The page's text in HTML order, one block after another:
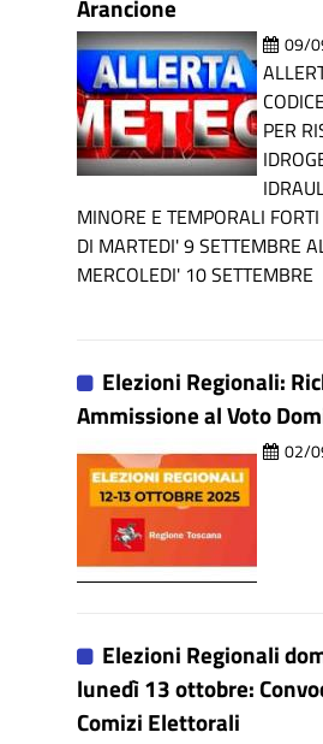
Arancione
09/
PER
MINORE E TEMPORALI
DI MARTEDI' 9 SETTEMBRE
MERCOLEDI' 10 SETTEMBRE
Elezioni Regionali:
Ammissione al Voto
02/
Elezioni Regionali
lunedì 13 ottobre:
Comizi Elettorali